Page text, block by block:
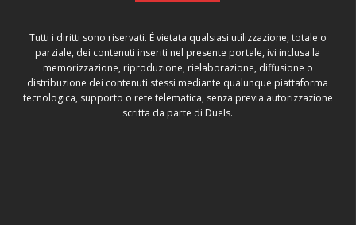
Tutti i diritti sono riservati. È vietata qualsiasi utilizzazione, totale o
parziale, dei contenuti inseriti nel presente portale, ivi inclusa la
memorizzazione, riproduzione, rielaborazione, diffusione o
distribuzione dei contenuti stessi mediante qualunque piattaforma
tecnologica, supporto o rete telematica, senza previa autorizzazione
scritta da parte di Duels.